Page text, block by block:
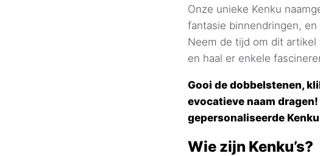
Onze unieke Kenku
fantasie binnendringen,
Neem de tijd om dit artikel
en haal er enkele
Gooi de dobbelstenen,
evocatieve naam
gepersonaliseerde
Wie zijn Kenku’s?